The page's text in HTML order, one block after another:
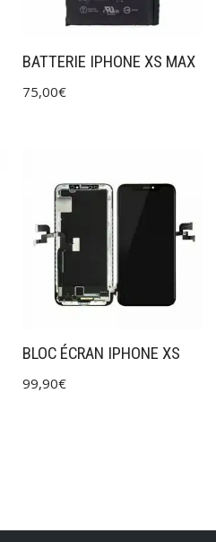
BATTERIE IPHONE XS MAX
75,00€
BLOC ÉCRAN IPHONE XS
99,90€